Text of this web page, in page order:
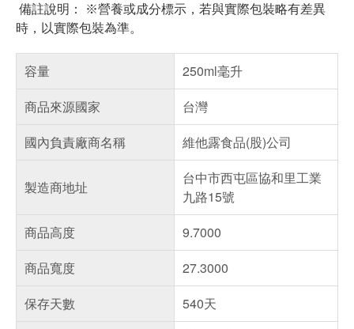
備註說明： ※營養或成分標示，若與實際包裝略有差異
時，以實際包裝為準。
容量
250ml毫升
商品來源國家
台灣
國內負責廠商名稱
維他露食品(股)公司
製造商地址
台中市西屯區協和里工業
九路15號
商品高度
9.7000
商品寬度
27.3000
保存天數
540天